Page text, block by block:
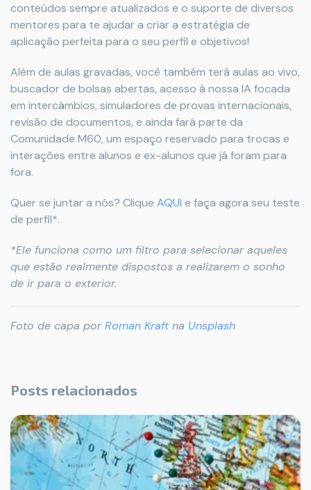
conteúdos sempre atualizados e o suporte de diversos
mentores para te ajudar a criar a estratégia de
aplicação perfeita para o seu perfil e objetivos!
Além de aulas gravadas, você também terá aulas ao vivo,
buscador de bolsas abertas, acesso à nossa IA focada
em intercâmbios, simuladores de provas internacionais,
revisão de documentos, e ainda fará parte da
Comunidade M60, um espaço reservado para trocas e
interações entre alunos e ex-alunos que já foram para
fora.
Quer se juntar a nós? Clique AQUI e faça agora seu teste
de perfil*.
*Ele funciona como um filtro para selecionar aqueles
que estão realmente dispostos a realizarem o sonho
de ir para o exterior.
Foto de capa por Roman Kraftna Unsplash
Posts relacionados